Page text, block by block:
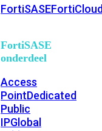
FortiSASEFortiCloud
FortiSASE
onderdeel
Access
PointDedicated
Public
IPGlobal